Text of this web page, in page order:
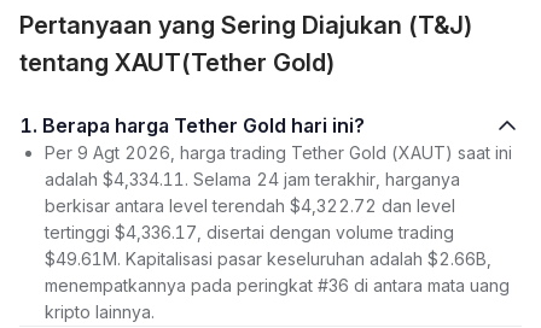
Pertanyaan yang Sering Diajukan (T&J)
tentang XAUT(Tether Gold)
1. Berapa harga Tether Gold hari ini?
Per 9 Agt 2026, harga trading Tether Gold (XAUT) saat ini
adalah $4,334.11. Selama 24 jam terakhir, harganya
berkisar antara level terendah $4,322.72 dan level
tertinggi $4,336.17, disertai dengan volume trading
$49.61M. Kapitalisasi pasar keseluruhan adalah $2.66B,
menempatkannya pada peringkat #36 di antara mata uang
kripto lainnya.